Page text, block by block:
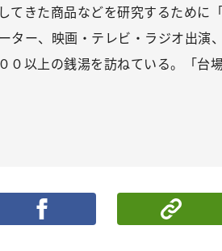
てきた商品などを研究するために
ター、映画・テレビ・ラジオ出演
０以上の銭湯を訪ねている。「台
ポストする シ